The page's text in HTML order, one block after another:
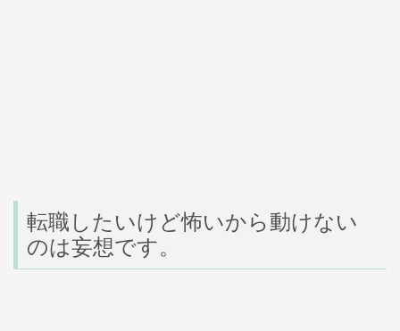
転職したいけど怖いから動けない
のは妄想です。